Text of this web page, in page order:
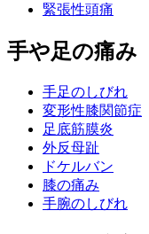
緊張性頭痛
手や足の痛み
手足のしびれ
変形性膝関節症
足底筋膜炎
外反母趾
ドケルバン
膝の痛み
手腕のしびれ